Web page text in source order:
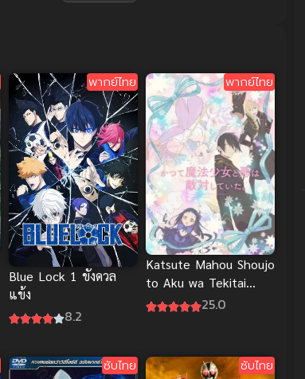
พากย์ไทย
Blue Lock 1 ขังดวล
แข้ง
8.2
พากย์ไทย
Katsute Mahou Shoujo
to Aku wa Tekitai
shiteita ซับไทย
25.0
ซับไทย ซับไทย